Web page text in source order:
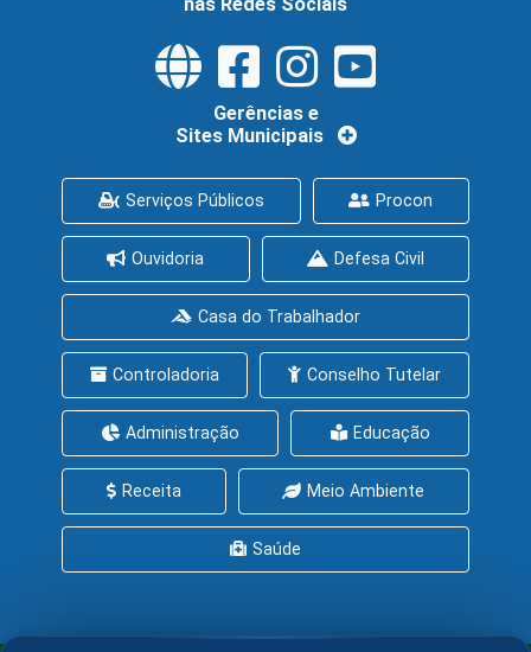
Gerências e
Sites Municipais
Serviços Públicos Procon
Ouvidoria Defesa Civil
Casa do Trabalhador
Controladoria Conselho Tutelar
Administração Educação
Receita Meio Ambiente
Saúde